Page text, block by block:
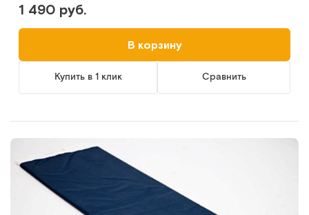
1 490 руб.
В корзину
Купить в 1 клик Сравнить